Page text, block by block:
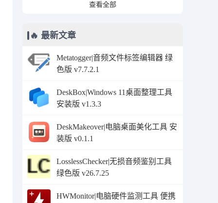
查看全部
🔥 最新文章
Metatogger|音频文件标签编辑器 绿
色版 v7.7.2.1
DeskBox|Windows 11桌面整理工具
安装版 v1.3.3
DeskMakeover|电脑桌面美化工具 安
装版 v0.1.1
LosslessChecker|无损音频鉴别工具
绿色版 v26.7.25
HWMonitor|电脑硬件监测工具 便携